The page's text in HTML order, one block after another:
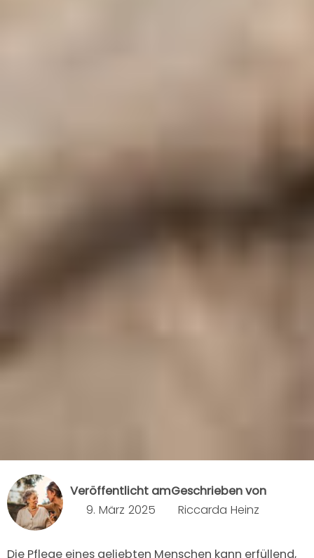
Veröffentlicht am
9. März 2025
Geschrieben von
Riccarda Heinz
Die Pflege eines geliebten Menschen kann erfüllend,